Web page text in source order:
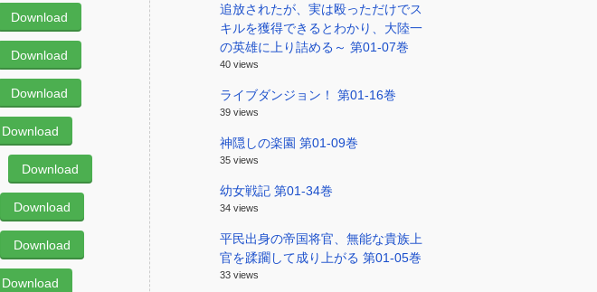
Download
Download
Download
Download
Download
Download
Download
Download
追放されたが、実は殴っただけでス
キルを獲得できるとわかり、大陸一
の英雄に上り詰める～ 第01-07巻
40 views
ライブダンジョン！ 第01-16巻
39 views
神隠しの楽園 第01-09巻
35 views
幼女戦記 第01-34巻
34 views
平民出身の帝国将官、無能な貴族上
官を蹂躙して成り上がる 第01-05巻
33 views